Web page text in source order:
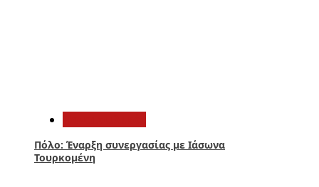
Πόλο: Έναρξη συνεργασίας με Ιάσωνα
Τουρκομένη